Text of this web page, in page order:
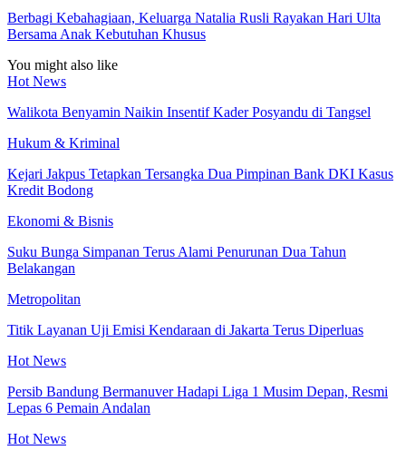
Berbagi Kebahagiaan, Keluarga Natalia Rusli Rayakan Hari Ulta
Bersama Anak Kebutuhan Khusus
You might also like
Hot News
Walikota Benyamin Naikin Insentif Kader Posyandu di Tangsel
Hukum & Kriminal
Kejari Jakpus Tetapkan Tersangka Dua Pimpinan Bank DKI Kasus
Kredit Bodong
Ekonomi & Bisnis
Suku Bunga Simpanan Terus Alami Penurunan Dua Tahun
Belakangan
Metropolitan
Titik Layanan Uji Emisi Kendaraan di Jakarta Terus Diperluas
Hot News
Persib Bandung Bermanuver Hadapi Liga 1 Musim Depan, Resmi
Lepas 6 Pemain Andalan
Hot News